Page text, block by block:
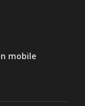
mobile